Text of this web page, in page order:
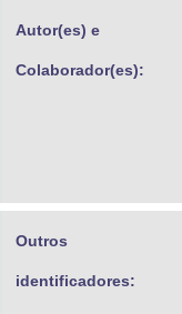
Autor(es) e
Colaborador(es):
Outros
identificadores: